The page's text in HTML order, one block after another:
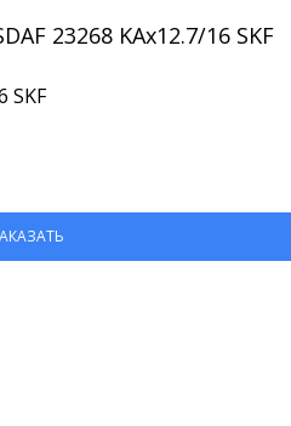
23268 KAx12.7/16 SKF
SKF